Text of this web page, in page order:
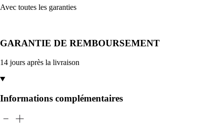
Avec toutes les garanties
GARANTIE DE REMBOURSEMENT
14 jours après la livraison
Informations complémentaires